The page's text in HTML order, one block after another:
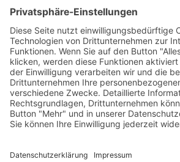
POSTANSCHRIFT
Gesamtschule Osterfeld
Westfälische Straße 17
46117 Oberhausen
UNSERE PARTNER